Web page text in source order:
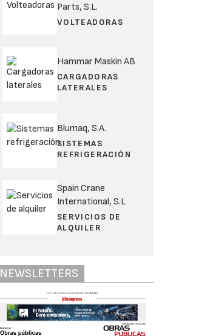
Parts, S.L.
VOLTEADORAS
Hammar Maskin AB
CARGADORAS
LATERALES
Blumaq, S.A.
SISTEMAS
REFRIGERACIÓN
Spain Crane
International, S.L
SERVICIOS DE
ALQUILER
NEWSLETTERS